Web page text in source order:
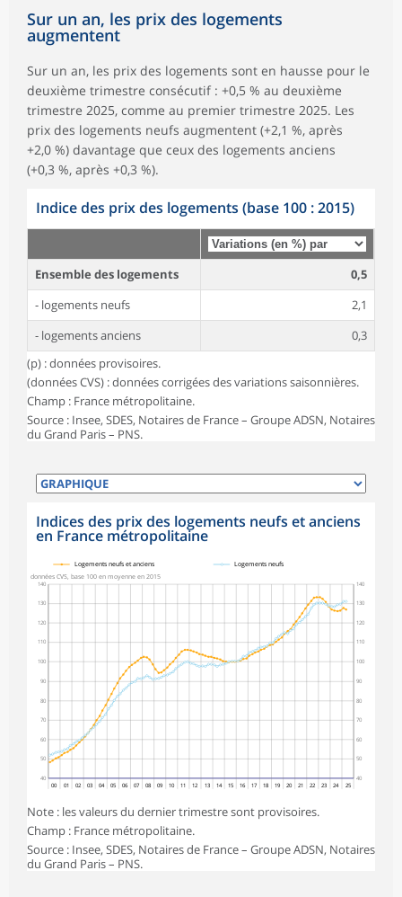
Sur un an, les prix des logements
augmentent
Sur un an, les prix des logements sont en hausse pour le
deuxième trimestre consécutif : +0,5 % au deuxième
trimestre 2025, comme au premier trimestre 2025. Les
prix des logements neufs augmentent (+2,1 %, après
+2,0 %) davantage que ceux des logements anciens
(+0,3 %, après +0,3 %).
Indice des prix des logements (base 100 : 2015)
Ensemble des logements
0,5
- logements neufs
2,1
- logements anciens
0,3
(p) : données provisoires.
(données CVS) : données corrigées des variations saisonnières.
Champ : France métropolitaine.
Source : Insee, SDES, Notaires de France – Groupe ADSN, Notaires
du Grand Paris – PNS.
Indices des prix des logements neufs et anciens
en France métropolitaine
40
50
60
70
80
90
100
110
120
130
140
40
50
60
70
80
90
100
110
120
130
140
données CVS, base 100 en moyenne en 2015
00 01 02 03 04 05 06 07 08 09 10 11 12 13 14 15 16 17 18 19 20 21 22 23 24 25
Logements neufs et anciens Logements neufs
Note : les valeurs du dernier trimestre sont provisoires.
Champ : France métropolitaine.
Source : Insee, SDES, Notaires de France – Groupe ADSN, Notaires
du Grand Paris – PNS.